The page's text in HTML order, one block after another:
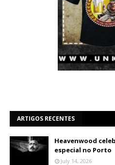
ARTIGOS RECENTES
Heavenwood
especial no Porto
July 14, 2026